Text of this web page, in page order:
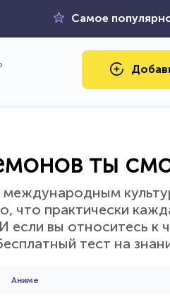
Самое
ты
что практически
если вы относитесь к
тест на
Аниме